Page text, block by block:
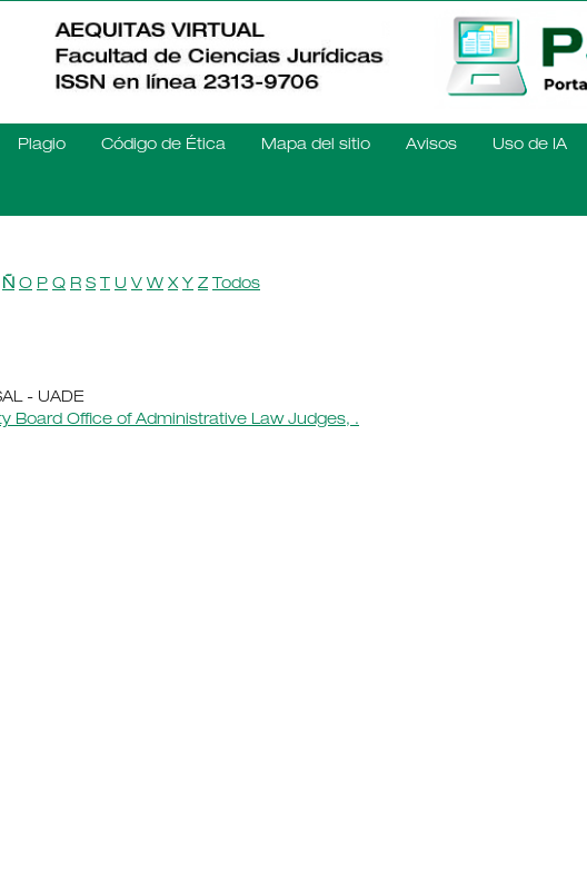
Plagio Código de Ética Mapa del sitio Avisos Uso de IA
Ñ O P Q R S U V W X Y Z Todos
- UADE
Board Office of Administrative Law Judges, .